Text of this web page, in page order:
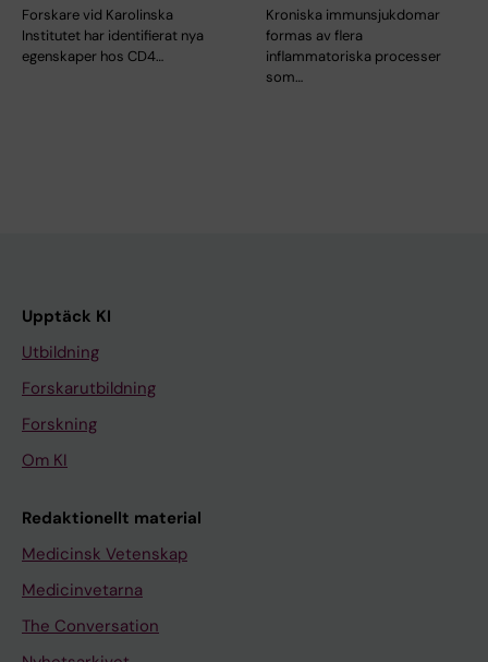
Forskare vid Karolinska
Institutet har identifierat nya
egenskaper hos CD4…
Kroniska immunsjukdomar
formas av flera
inflammatoriska processer
som…
Upptäck KI
Utbildning
Forskarutbildning
Forskning
Om KI
Redaktionellt material
Medicinsk Vetenskap
Medicinvetarna
The Conversation